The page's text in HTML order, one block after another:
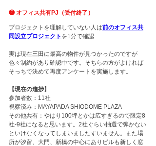
❷ オフィス共有PJ（受付終了）
プロジェクトを理解していない人は前のオフィス共
同設立プロジェクト を1分で確認
実は現在三田に最高の物件が見つかったのですが
色々制約があり確認中です。そちらの方がよければ
そっちで決めて再度アンケートを実施します。
【現在の進捗】
参加者数：11社
視察済み：MAYAPADA SHIODOME PLAZA
その他共有：やはり100坪とかは広すぎるので限定8
社-9社になると思います。2社ぐらい抽選で弾かない
といけなくなってしまいましたすいません。また場
所が汐留、大門、新橋の中心にありビルも新しく窓